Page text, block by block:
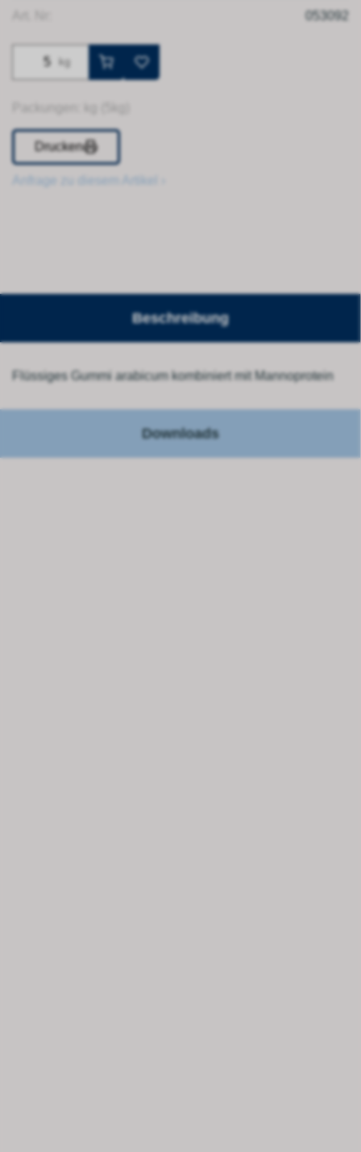
053092
kg
Drucken
Anfrage zu diesem Artikel ›
Beschreibung
Flüssiges Gummi arabicum kombiniert mit Mannoprotein
Downloads